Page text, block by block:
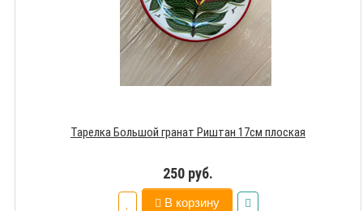
Тарелка Большой гранат Риштан 17см плоская
250 руб.
В корзину